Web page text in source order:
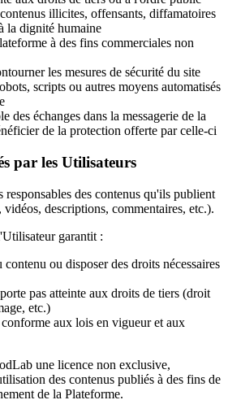
illicites, offensants, diffamatoires
la dignité humaine
à des fins commerciales non
les mesures de sécurité du site
scripts ou autres moyens automatisés
des échanges dans la messagerie de la
de la protection offerte par celle-ci
par les Utilisateurs
responsables des contenus qu'ils publient
descriptions, commentaires, etc.).
garantit :
ou disposer des droits nécessaires
pas atteinte aux droits de tiers (droit
etc.)
aux lois en vigueur et aux
une licence non exclusive,
des contenus publiés à des fins de
de la Plateforme.